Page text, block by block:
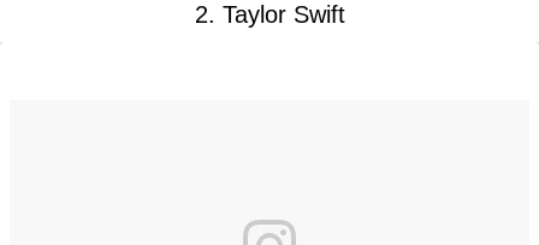
2. Taylor Swift